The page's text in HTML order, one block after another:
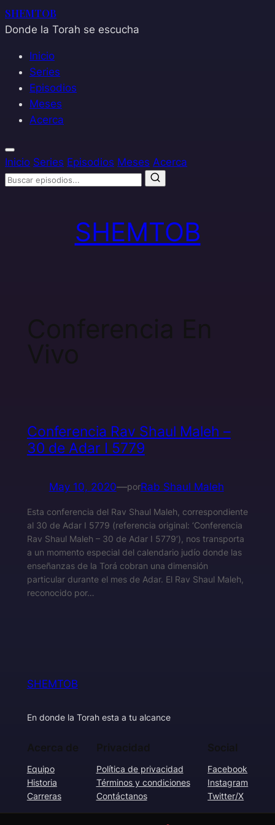
SHEMTOB
Donde la Torah se escucha
Inicio
Series
Episodios
Meses
Acerca
Inicio Series Episodios Meses Acerca
SHEMTOB
Conferencia En
Vivo
Conferencia Rav Shaul Maleh –
30 de Adar I 5779
May 10, 2020—porRab Shaul Maleh
Esta conferencia del Rav Shaul Maleh, correspondiente
al 30 de Adar I 5779 (referencia original: ‘Conferencia
Rav Shaul Maleh – 30 de Adar I 5779’), nos transporta
a un momento especial del calendario judío donde las
enseñanzas de la Torá cobran una dimensión
particular durante el mes de Adar. El Rav Shaul Maleh,
reconocido por…
SHEMTOB
En donde la Torah esta a tu alcance
Acerca de
Equipo
Historia
Carreras
Privacidad
Política de privacidad
Términos y condiciones
Contáctanos
Social
Facebook
Instagram
Twitter/X